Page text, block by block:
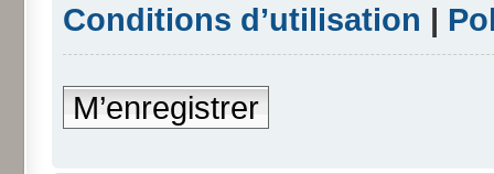
Conditions d’utilisation |
M’enregistrer